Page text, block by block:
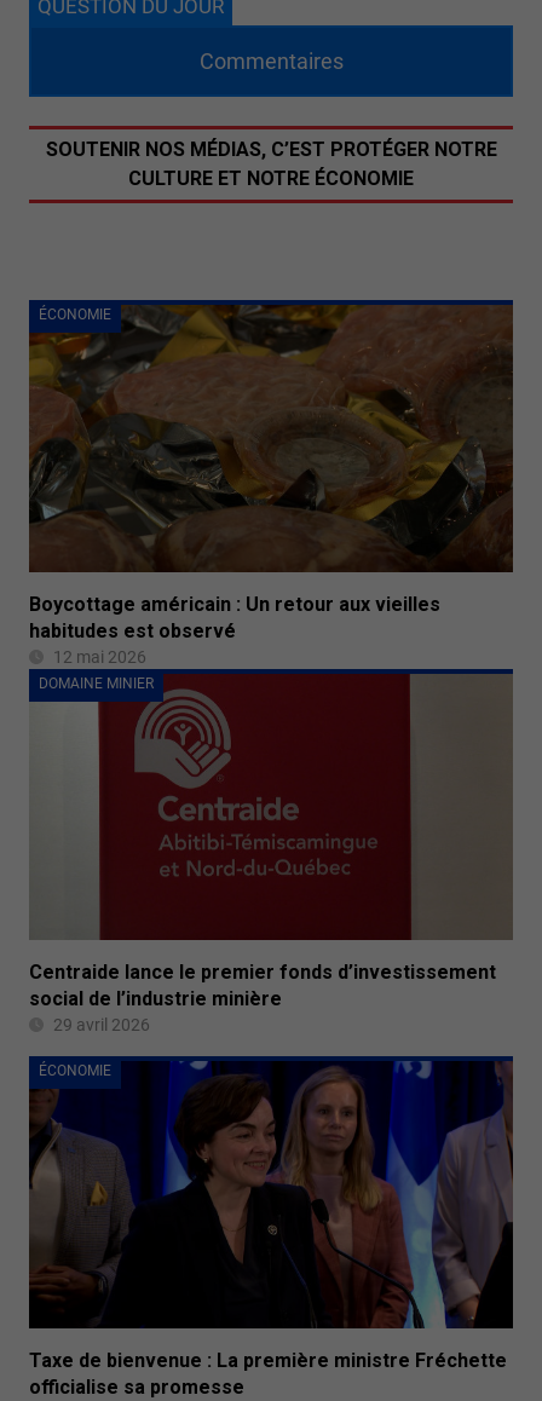
ÉCONOMIE
Boycottage américain : Un retour aux vieilles
habitudes est observé
12 mai 2026
DOMAINE MINIER
Centraide lance le premier fonds d’investissement
social de l’industrie minière
29 avril 2026
ÉCONOMIE
Taxe de bienvenue : La première ministre Fréchette
officialise sa promesse
QUESTION DU JOUR
Commentaires
SOUTENIR NOS MÉDIAS, C’EST PROTÉGER NOTRE
CULTURE ET NOTRE ÉCONOMIE